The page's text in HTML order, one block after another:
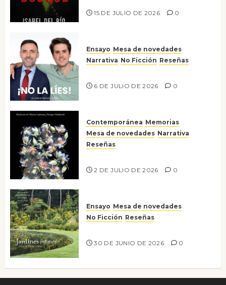
15 DE JULIO DE 2026 0
Ensayo Mesa de novedades
Narrativa No Ficción Reseñas
6 DE JULIO DE 2026 0
Contemporánea Memorias
Mesa de novedades Narrativa
Reseñas
2 DE JULIO DE 2026 0
Ensayo Mesa de novedades
No Ficción Reseñas
30 DE JUNIO DE 2026 0